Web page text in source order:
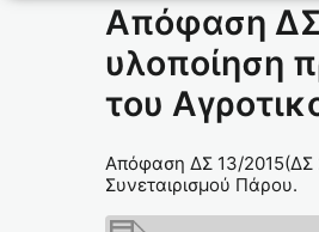
Απόφαση ΔΣ
υλοποίηση
του
Απόφαση ΔΣ 13/2015(ΔΣ
Συνεταιρισμού Πάρου.